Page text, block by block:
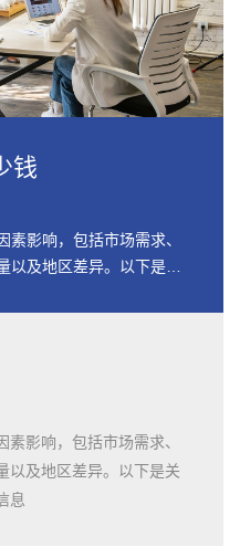
钱
素影响，包括市场需求、
及地区差异。以下是关
影响，包括市场需求、
以及地区差异。以下是关
息